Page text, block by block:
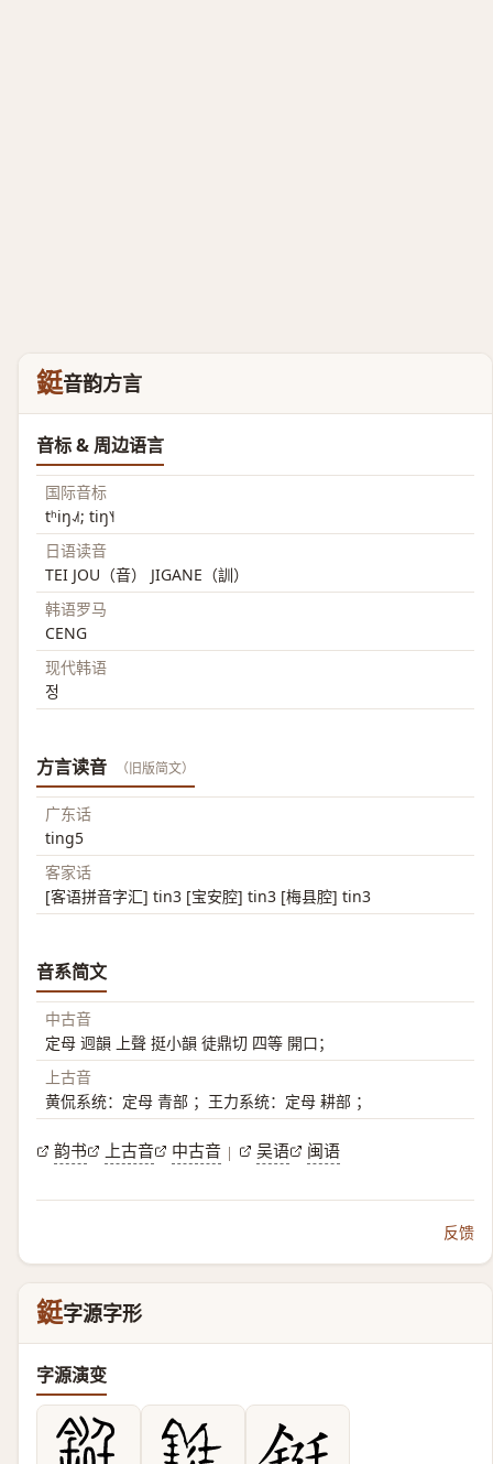
鋌音韵方言
音标 & 周边语言
国际音标
tʰiŋ˨˩˦; tiŋ˥˧
日语读音
TEI JOU（音） JIGANE（訓）
韩语罗马
CENG
现代韩语
정
方言读音 （旧版简文）
广东话
ting5
客家话
[客语拼音字汇] tin3 [宝安腔] tin3 [梅县腔] tin3
音系简文
中古音
定母 迥韻 上聲 挺小韻 徒鼎切 四等 開口；
上古音
黄侃系统：定母 青部 ；王力系统：定母 耕部 ；
韵书 上古音 中古音 | 吴语 闽语
反馈
鋌字源字形
字源演变